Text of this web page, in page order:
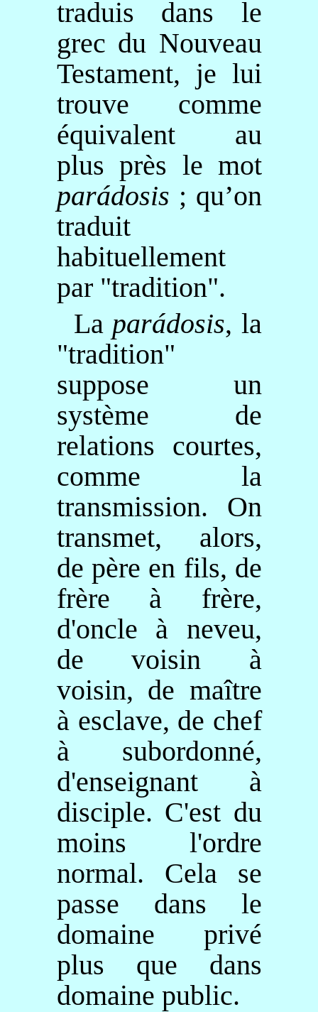
traduis dans le
grec du Nouveau
Testament, je lui
trouve comme
équivalent au
plus près le mot
parádosis ; qu’on
traduit
habituellement
par "tradition".
La parádosis, la
"tradition"
suppose un
système de
relations courtes,
comme la
transmission. On
transmet, alors,
de père en fils, de
frère à frère,
d'oncle à neveu,
de voisin à
voisin, de maître
à esclave, de chef
à subordonné,
d'enseignant à
disciple. C'est du
moins l'ordre
normal. Cela se
passe dans le
domaine privé
plus que dans
domaine public.